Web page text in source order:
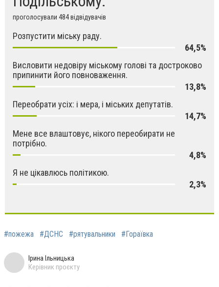
проголосували 484 відвідувачів
Розпустити міську раду.
64,5%
Висловити недовіру міському голові та достроково
припинити його повноваження.
13,8%
Переобрати усіх: і мера, і міських депутатів.
14,7%
Мене все влаштовує, нікого переобирати не
потрібно.
4,8%
Я не цікавлюсь політикою.
2,3%
#пожежа #ДСНС #рятувальники #Гораївка
Ірина Ільницька
Керівник проєкту